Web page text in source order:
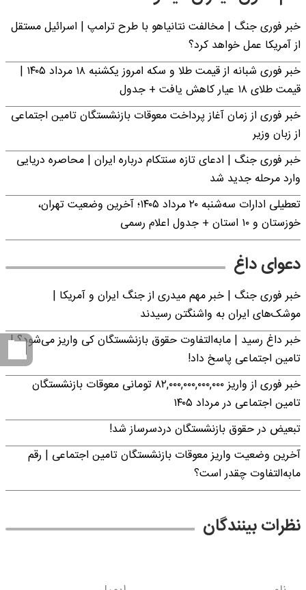
خبر فوری جنگ | مخالفت نتانیاهو با طرح ترامپ | اسرائیل مستقل
از آمریکا عمل خواهد کرد؟
خبر فوری شبانه از قیمت طلا و سکه امروز یکشنبه ۱۸ مرداد ۱۴۰۵ |
قیمت طلای ۱۸ عیار کاهش یافت + جدول
خبر فوری از زمان آغاز پرداخت معوقات بازنشستگان تامین اجتماعی
از زبان وزیر
خبر فوری جنگ | ادعای تازه سنتکام درباره ایران | محاصره دریایی
وارد مرحله جدید شد
تعطیلی ادارات سه‌شنبه ۲۰ مرداد ۱۴۰۵؛ آخرین وضعیت تهران،
خوزستان و ۱۰ استان + جدول اعلام رسمی
دعوای داغ
خبر فوری جنگ | خبر مهم میدری از جنگ ایران و آمریکا |
موشک‌های ایران به واشنگتن رسیدند
خبر داغ رسید | مابه‌التفاوت حقوق بازنشستگان کی واریز می‌شود؟ |
تامین اجتماعی پاسخ داد!
خبر فوری از واریز ۸۲,۰۰۰,۰۰۰,۰۰۰,۰۰۰ تومانی معوقات بازنشستگان
تامین اجتماعی در مرداد ۱۴۰۵
تبعیض در حقوق بازنشستگان دردسرساز شد!
آخرین وضعیت واریز معوقات بازنشستگان تامین اجتماعی | رقم
مابه‌التفاوت چقدر است؟
نظرات بینندگان